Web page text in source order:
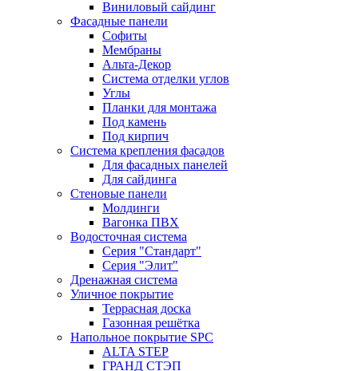
Виниловый сайдинг
Фасадные панели
Софиты
Мембраны
Альта-Декор
Система отделки углов
Углы
Планки для монтажа
Под камень
Под кирпич
Система крепления фасадов
Для фасадных панелей
Для сайдинга
Стеновые панели
Молдинги
Вагонка ПВХ
Водосточная система
Серия "Стандарт"
Серия "Элит"
Дренажная система
Уличное покрытие
Террасная доска
Газонная решётка
Напольное покрытие SPC
ALTA STEP
ГРАНД СТЭП